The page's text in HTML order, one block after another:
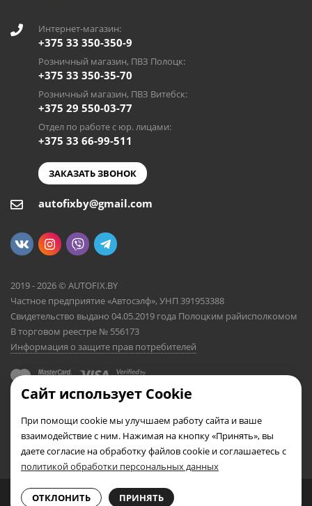
0
Интернет-магазин:
+375 33 350-350-9
Розничный магазин, ПВЗ Полоцк:
+375 33 350-35-70
Розничный магазин, ПВЗ Витебск:
+375 29 550-03-77
Отдел по работе с юр. лицами:
+375 33 66-99-511
ЗАКАЗАТЬ ЗВОНОК
autofixby@gmail.com
2019 - 2026 © AUTOFIX.BY
Частное предприятие «Автосэлф», УНП 391953388
Свидетельство выдано 04.05.2019 года Полоцким райисполкомом
В торговом реестре № 556173
Информация о защите прав потребителей
Сайт использует Cookie
При помощи cookie мы улучшаем работу сайта и ваше
взаимодействие с ним. Нажимая на кнопку «Принять», вы
даете согласие на обработку файлов cookie и соглашаетесь с
политикой обработки персональных данных
ОТКЛОНИТЬ ПРИНЯТЬ